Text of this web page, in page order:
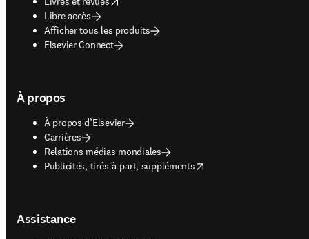
Libre accès
Afficher tous les produits
Elsevier Connect
À propos
À propos d’Elsevier
Carrières
Relations médias mondiales
Publicités, tirés-à-part, suppléments
opens in new tab/window
Assistance